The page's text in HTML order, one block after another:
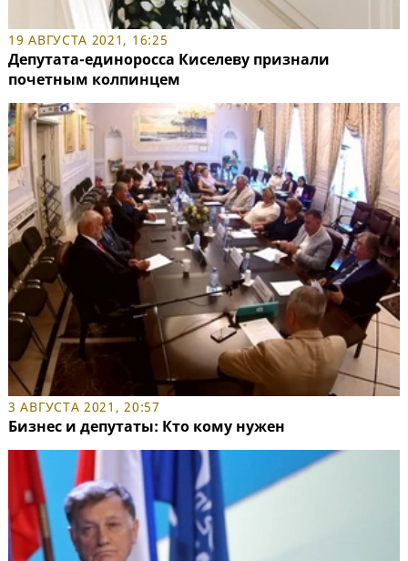
19 АВГУСТА 2021, 16:25
Депутата-единоросса Киселеву признали
почетным колпинцем
3 АВГУСТА 2021, 20:57
Бизнес и депутаты: Кто кому нужен